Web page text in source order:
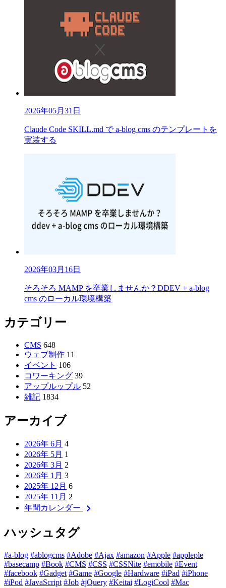
2026年05月31日
Claude Code SKILL.md で a-blog cms のテンプレートを
実装する
2026年03月16日
そろそろ MAMP を卒業しませんか？DDEV + a-blog
cms のローカル環境構築
カテゴリー
CMS 648
ウェブ制作 11
イベント 106
コワーキング 39
アップルップル 52
雑記 1834
アーカイブ
2026年 6月 4
2026年 5月 1
2026年 3月 2
2026年 1月 3
2025年 12月 6
2025年 11月 2
年間カレンダー
chevron_right
ハッシュタグ
#a-blog #ablogcms #Adobe #Ajax #amazon #Apple #appleple
#basecamp #Book #CMS #CSS #CSSNite #emobile #Event
#facebook #Gadget #Game #Google #Hardware #iPad #iPhone
#iPod #JavaScript #Job #jQuery #Keitai #LogiCool #Mac